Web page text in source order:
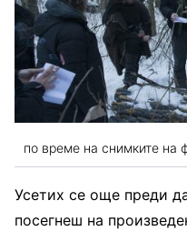
по време на снимките на
Усетих се още преди
посегнеш на